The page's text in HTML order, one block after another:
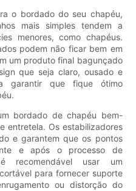
o bordado do seu chapéu,
mais simples tendem a
menores, como chapéus.
podem não ficar bem em
um produto final bagunçado
que seja claro, ousado e
garantir que fique ótimo
bordado de chapéu bem-
entretela. Os estabilizadores
e garantem que os pontos
e após o processo de
recomendável usar um
para fornecer suporte
ou distorção do